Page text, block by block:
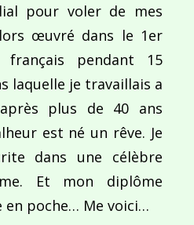
pour voler de mes
œuvré dans le 1er
pendant 15
laquelle je travaillais a
plus de 40 ans
est né un rêve. Je
dans une célèbre
Et mon diplôme
en poche… Me voici…